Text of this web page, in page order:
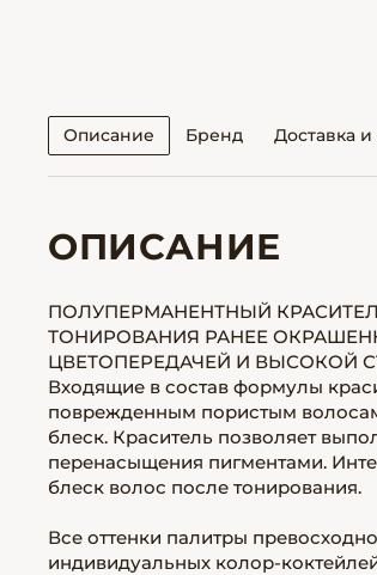
Описание Бренд Доставка и
ОПИСАНИЕ
ПОЛУПЕРМАНЕНТНЫЙ
ТОНИРОВАНИЯ РАНЕЕ
ЦВЕТОПЕРЕДАЧЕЙ И ВЫСОКОЙ
Входящие в состав формулы
поврежденным пористым волосам
блеск. Краситель позволяет
перенасыщения пигментами.
блеск волос после тонирования.
Все оттенки палитры
индивидуальных колор-